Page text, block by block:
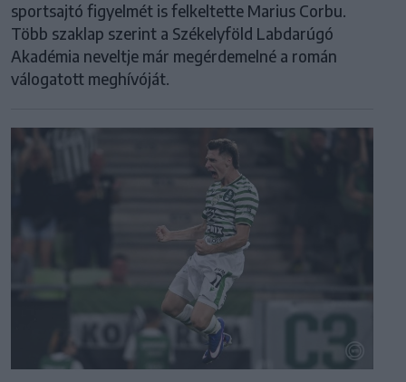
sportsajtó figyelmét is felkeltette Marius Corbu.
Több szaklap szerint a Székelyföld Labdarúgó
Akadémia neveltje már megérdemelné a román
válogatott meghívóját.